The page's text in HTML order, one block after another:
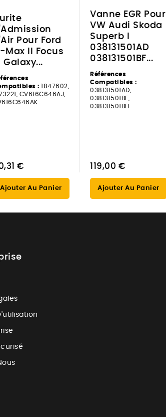
Pour Ford
Max II Focus
Galaxy...
: 1847602,
CV616C646AJ,
€
Ajouter Au Panier
Vanne EGR Pour
VW Audi Skoda
Superb I
038131501AD
038131501BF...
Références
Compatibles :
038131501AD,
038131501BF,
038131501BH
119,00 €
Ajouter Au Panier